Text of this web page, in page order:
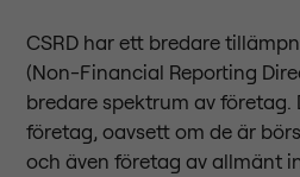
CSRD har ett bredare
(Non-Financial Reporting
bredare spektrum av
företag, oavsett om de är
och även företag av allmänt